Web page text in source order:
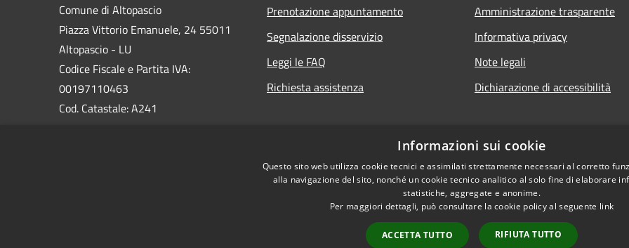
Comune di Altopascio
Piazza Vittorio Emanuele, 24 55011
Altopascio - LU
Codice Fiscale e Partita IVA:
00197110463
Cod. Catastale: A241
Prenotazione appuntamento
Segnalazione disservizio
Leggi le FAQ
Richiesta assistenza
Amministrazione trasparente
Informativa privacy
Note legali
Dichiarazione di accessibilità
Informazioni sui cookie
Questo sito web utilizza cookie tecnici e assimilati strettamente necessari al corretto
alla navigazione del sito, nonché un cookie tecnico analitico al solo fine di elaborare
statistiche, aggregate e anonime.
Per maggiori dettagli, può consultare la cookie policy al seguente link
ACCETTA TUTTO RIFIUTA TUTTO